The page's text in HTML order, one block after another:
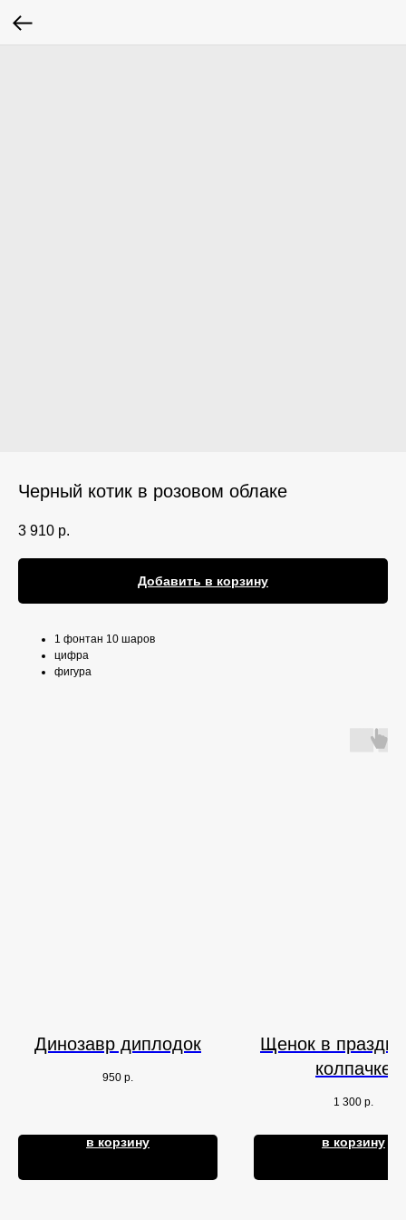
Черный котик в розовом облаке
3 910 р.
Добавить в корзину
1 фонтан 10 шаров
цифра
фигура
Динозавр диплодок
950 р.
в корзину
Щенок в
колпачке
1 300 р.
в корзину